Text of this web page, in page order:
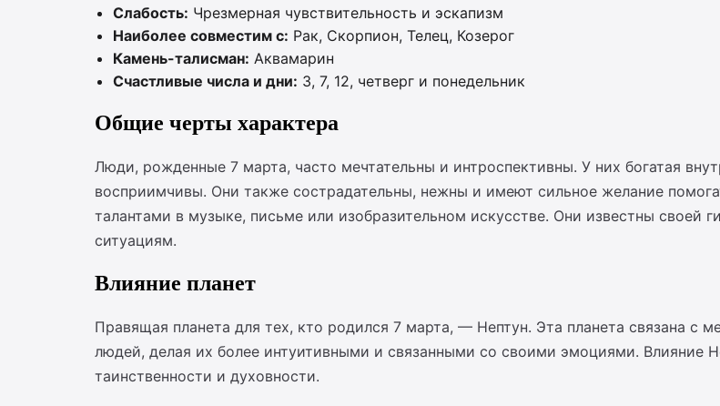
Слабость: Чрезмерная чувствительность и эскапизм
Наиболее совместим с: Рак, Скорпион, Телец, Козерог
Камень-талисман: Аквамарин
Счастливые числа и дни: 3, 7, 12, четверг и понедельник
Общие черты характера
Люди, рожденные 7 марта, часто мечтательны и интроспективны. У них богатая
восприимчивы. Они также сострадательны, нежны и имеют сильное желание
талантами в музыке, письме или изобразительном искусстве. Они известны своей
ситуациям.
Влияние планет
Правящая планета для тех, кто родился 7 марта, — Нептун. Эта планета связана с
людей, делая их более интуитивными и связанными со своими эмоциями. Влияние
таинственности и духовности.